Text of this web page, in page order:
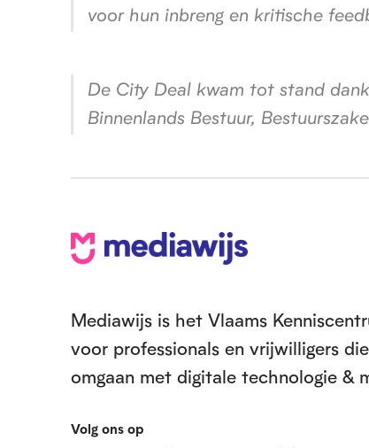
voor hun inbreng en kritische
De City Deal kwam tot stand
Binnenlands Bestuur,
V
e
t
Mediawijs is het Vlaams
voor professionals en vrijwilligers
omgaan met digitale technologie &
Volg ons op